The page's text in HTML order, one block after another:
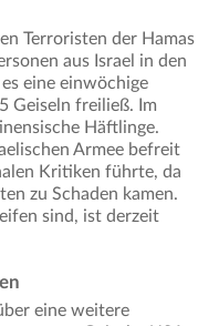
Terroristen der Hamas
aus Israel in den
eine einwöchige
Geiseln freiließ. Im
Häftlinge.
Armee befreit
Kritiken führte, da
zu Schaden kamen.
sind, ist derzeit
eine weitere